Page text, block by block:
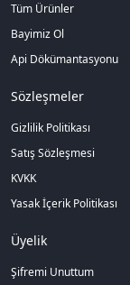
Tüm Ürünler
Bayimiz Ol
Api Dökümantasyonu
Sözleşmeler
Gizlilik Politikası
Satış Sözleşmesi
KVKK
Yasak İçerik Politikası
Üyelik
Şifremi Unuttum